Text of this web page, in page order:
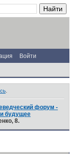
Войти
.
форум -
и будущее
8.